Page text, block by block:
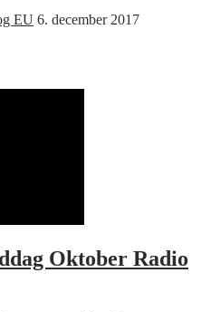
EU 6. december 2017
Oktober Radio